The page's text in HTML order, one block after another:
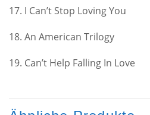
17. I Can’t Stop Loving You
18. An American Trilogy
19. Can’t Help Falling In Love